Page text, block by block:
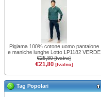
Pigiama 100% cotone uomo pantalone
e maniche lunghe Lotto LP1182 VERDE
€25,80[IvaInc]
€21,80 [IvaInc]
Tag Popolari